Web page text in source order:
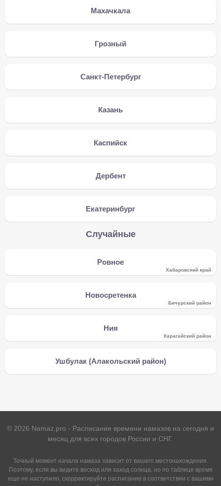
Махачкала
Грозный
Санкт-Петербург
Казань
Каспийск
Дербент
Екатеринбург
Случайные
Ровное
Хабаровский край
Новосретенка
Бичурский район
Ния
Карагайский район
Ушбулак (Алакольский район)
© 2026 Namaz.pro - Расписание времени намазов на сегодня и
месяц для всех городов России и СНГ.
Точный момент начала намаза зависит от вашего местонахождения.
Поэтому, если вы видите восход или заход солнца, но по таблице время
еще не наступило, скорректируйте расписание в соответствии с вашими